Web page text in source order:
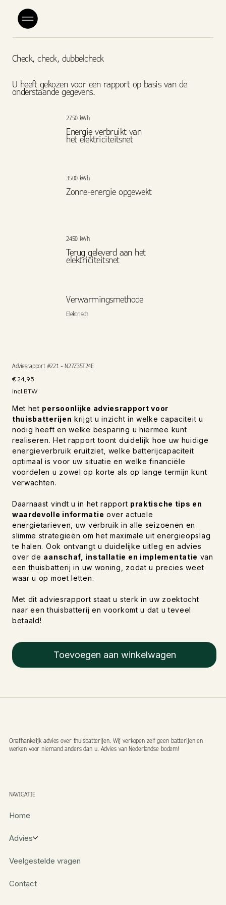
Check, check, dubbelcheck
U heeft gekozen voor een rapport op basis van de
onderstaande gegevens.
2750 kWh
Energie verbruikt van
het elektriciteitsnet
3500 kWh
Zonne-energie opgewekt
2450 kWh
Terug geleverd aan het
elektriciteitsnet
Elektrisch
Verwarmingsmethode
Adviesrapport #221 - N27Z35T24E
Prijs
€ 24,95
incl.BTW
Met het persoonlijke adviesrapport voor
thuisbatterijen krijgt u inzicht in welke capaciteit u
nodig heeft en welke besparing u hiermee kunt
realiseren. Het rapport toont duidelijk hoe uw huidige
energieverbruik eruitziet, welke batterijcapaciteit
optimaal is voor uw situatie en welke financiële
voordelen u zowel op korte als op lange termijn kunt
verwachten.
Daarnaast vindt u in het rapport praktische tips en
waardevolle informatie over actuele
energietarieven, uw verbruik in alle seizoenen en
slimme strategieën om het maximale uit energieopslag
te halen. Ook ontvangt u duidelijke uitleg en advies
over de aanschaf, installatie en implementatie van
een thuisbatterij in uw woning, zodat u precies weet
waar u op moet letten.
Met dit adviesrapport staat u sterk in uw zoektocht
naar een thuisbatterij en voorkomt u dat u teveel
betaald!
Toevoegen aan winkelwagen
NAVIGATIE
Onafhankelijk advies over thuisbatterijen. Wij verkopen zelf geen batterijen en
werken voor niemand anders dan u. Advies van Nederlandse bodem!
Home
Advies
Veelgestelde vragen
Contact